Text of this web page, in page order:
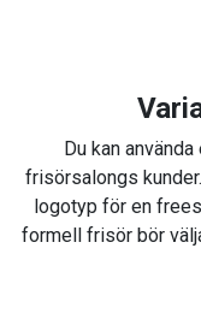
Du kan
frisörsalongs
logotyp för en
formell frisör bör